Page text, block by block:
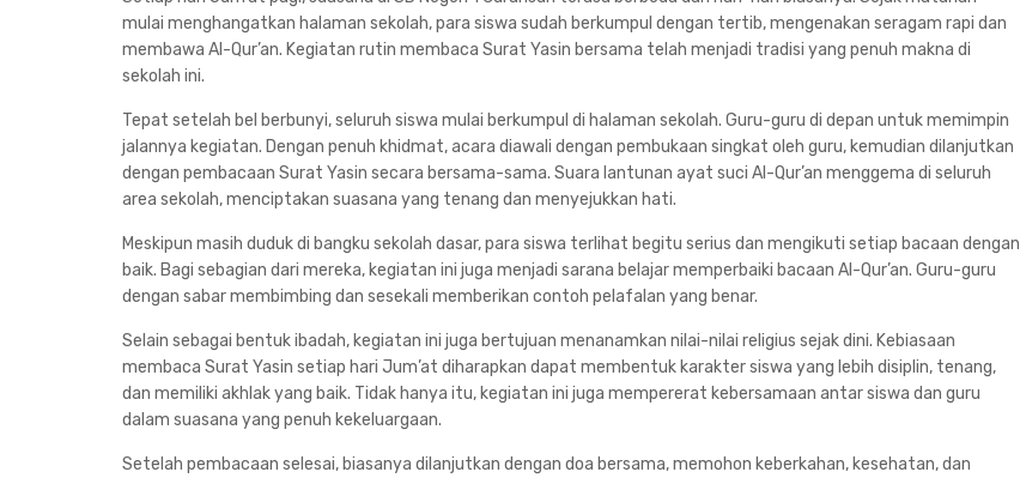
mulai menghangatkan halaman sekolah, para siswa sudah berkumpul dengan tertib, mengenakan seragam rapi dan
membawa Al-Qur’an. Kegiatan rutin membaca Surat Yasin bersama telah menjadi tradisi yang penuh makna di
sekolah ini.
Tepat setelah bel berbunyi, seluruh siswa mulai berkumpul di halaman sekolah. Guru-guru di depan untuk memimpin
jalannya kegiatan. Dengan penuh khidmat, acara diawali dengan pembukaan singkat oleh guru, kemudian dilanjutkan
dengan pembacaan Surat Yasin secara bersama-sama. Suara lantunan ayat suci Al-Qur’an menggema di seluruh
area sekolah, menciptakan suasana yang tenang dan menyejukkan hati.
Meskipun masih duduk di bangku sekolah dasar, para siswa terlihat begitu serius dan mengikuti setiap bacaan dengan
baik. Bagi sebagian dari mereka, kegiatan ini juga menjadi sarana belajar memperbaiki bacaan Al-Qur’an. Guru-guru
dengan sabar membimbing dan sesekali memberikan contoh pelafalan yang benar.
Selain sebagai bentuk ibadah, kegiatan ini juga bertujuan menanamkan nilai-nilai religius sejak dini. Kebiasaan
membaca Surat Yasin setiap hari Jum’at diharapkan dapat membentuk karakter siswa yang lebih disiplin, tenang,
dan memiliki akhlak yang baik. Tidak hanya itu, kegiatan ini juga mempererat kebersamaan antar siswa dan guru
dalam suasana yang penuh kekeluargaan.
Setelah pembacaan selesai, biasanya dilanjutkan dengan doa bersama, memohon keberkahan, kesehatan, dan